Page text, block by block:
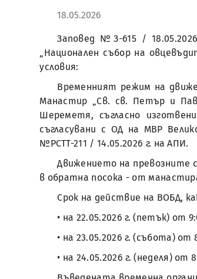
18.05.2026
Заповед №З-615 /
„Национален събор на
условия:
Временният режим на
Манастир „Св. св. Петър и
Шереметя, съгласно
съгласувани с ОД на МВР
№РСТТ-211 / 14.05.2026 г. на АПИ.
Движението на превозните
в обратна посока - от
Срок на действие на ВОБД,
• на 22.05.2026 г. (петък) от
• на 23.05.2026 г. (събота) от
• на 24.05.2026 г. (неделя) от